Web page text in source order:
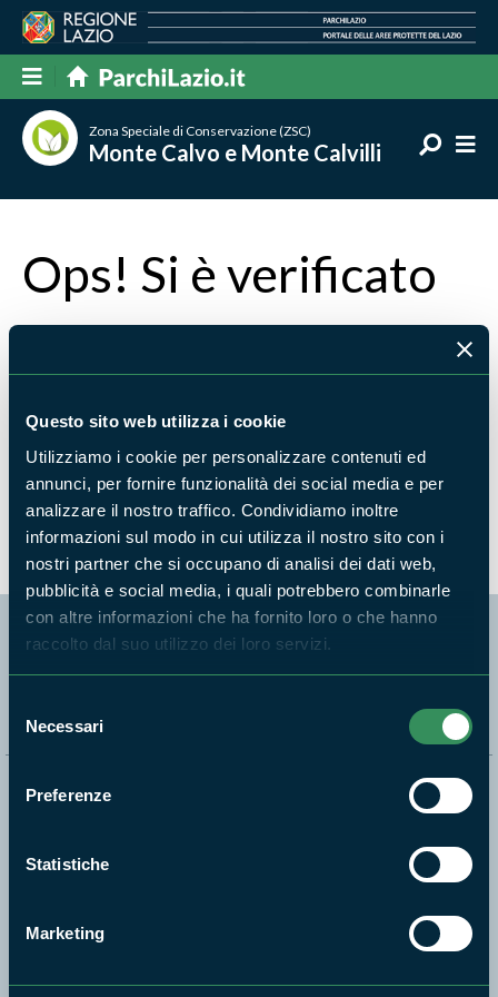
Questo sito web utilizza i cookie
Utilizziamo i cookie per personalizzare contenuti ed
annunci, per fornire funzionalità dei social media e per
analizzare il nostro traffico. Condividiamo inoltre
informazioni sul modo in cui utilizza il nostro sito con i
nostri partner che si occupano di analisi dei dati web,
pubblicità e social media, i quali potrebbero combinarle
con altre informazioni che ha fornito loro o che hanno
raccolto dal suo utilizzo dei loro servizi.
del
consenso
Necessari
Preferenze
Statistiche
Marketing
Zona Speciale di Conservazione (ZSC)
Monte Calvo e Monte Calvilli
Ops! Si è verificato
un errore
Torna alla home oppure scrivi cosa stavi cercando e
premi invio per avviare la ricerca
Segui i nostri social ufficiali
Natura